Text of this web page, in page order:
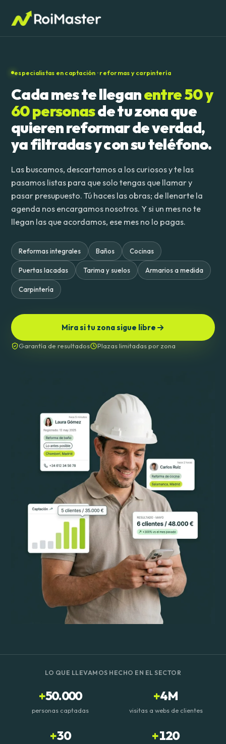
especialistas en captación · reformas y carpintería
Cada mes te lleganentre 50 y
60 personasde tu zona que
quieren reformar de verdad,
ya filtradas y con su teléfono.
Las buscamos, descartamos a los curiosos y te las
pasamos listas para que solo tengas que llamar y
pasar presupuesto. Tú haces las obras; de llenarte la
agenda nos encargamos nosotros. Y si un mes no te
llegan las que acordamos, ese mes no lo pagas.
Reformas integrales Baños Cocinas
Puertas lacadas Tarima y suelos Armarios a medida
Carpintería
Mira si tu zona sigue libre
Garantía de resultados Plazas limitadas por zona
LO QUE LLEVAMOS HECHO EN EL SECTOR
+50.000
personas captadas
+4M
visitas a webs de clientes
+30 +120